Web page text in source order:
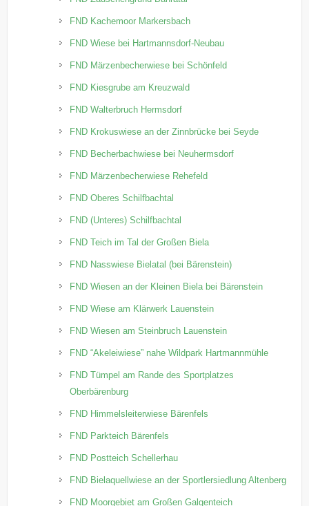
FND Kachemoor Markersbach
FND Wiese bei Hartmannsdorf-Neubau
FND Märzenbecherwiese bei Schönfeld
FND Kiesgrube am Kreuzwald
FND Walterbruch Hermsdorf
FND Krokuswiese an der Zinnbrücke bei Seyde
FND Becherbachwiese bei Neuhermsdorf
FND Märzenbecherwiese Rehefeld
FND Oberes Schilfbachtal
FND (Unteres) Schilfbachtal
FND Teich im Tal der Großen Biela
FND Nasswiese Bielatal (bei Bärenstein)
FND Wiesen an der Kleinen Biela bei Bärenstein
FND Wiese am Klärwerk Lauenstein
FND Wiesen am Steinbruch Lauenstein
FND “Akeleiwiese” nahe Wildpark Hartmannmühle
FND Tümpel am Rande des Sportplatzes
Oberbärenburg
FND Himmelsleiterwiese Bärenfels
FND Parkteich Bärenfels
FND Postteich Schellerhau
FND Bielaquellwiese an der Sportlersiedlung Altenberg
FND Moorgebiet am Großen Galgenteich